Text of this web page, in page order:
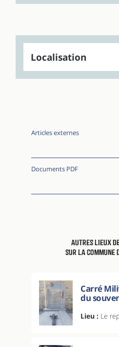
Localisation
Articles externes
Documents PDF
Autres lieux
sur la commune
Carré
du
Lieu : Le